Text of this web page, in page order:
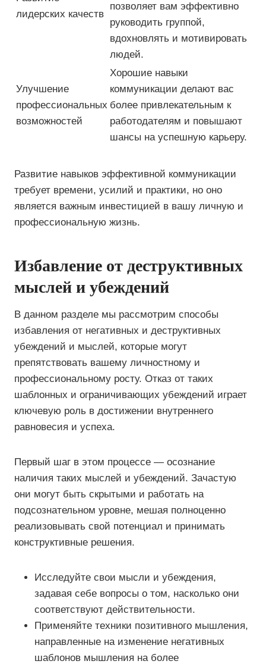
лидерских качеств
позволяет вам эффективно
руководить группой,
вдохновлять и мотивировать
людей.
Улучшение
профессиональных
возможностей
Хорошие навыки
коммуникации делают вас
более привлекательным к
работодателям и повышают
шансы на успешную карьеру.
Развитие навыков эффективной коммуникации
требует времени, усилий и практики, но оно
является важным инвестицией в вашу личную и
профессиональную жизнь.
Избавление от деструктивных
мыслей и убеждений
В данном разделе мы рассмотрим способы
избавления от негативных и деструктивных
убеждений и мыслей, которые могут
препятствовать вашему личностному и
профессиональному росту. Отказ от таких
шаблонных и ограничивающих убеждений играет
ключевую роль в достижении внутреннего
равновесия и успеха.
Первый шаг в этом процессе — осознание
наличия таких мыслей и убеждений. Зачастую
они могут быть скрытыми и работать на
подсознательном уровне, мешая полноценно
реализовывать свой потенциал и принимать
конструктивные решения.
Исследуйте свои мысли и убеждения,
задавая себе вопросы о том, насколько они
соответствуют действительности.
Применяйте техники позитивного мышления,
направленные на изменение негативных
шаблонов мышления на более